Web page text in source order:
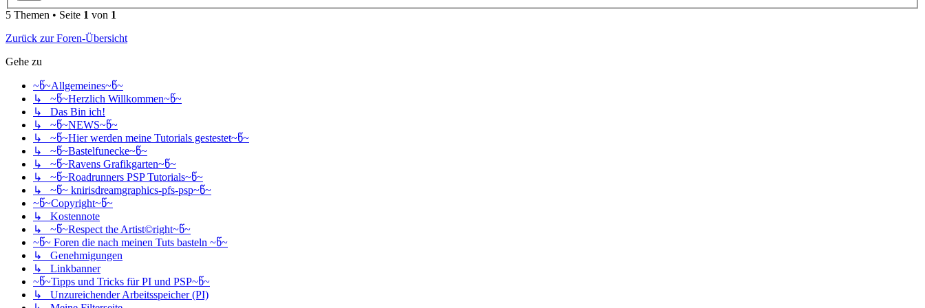
5 Themen • Seite 1 von 1
Zurück zur Foren-Übersicht
Gehe zu
~წ~Allgemeines~წ~
↳ ~წ~Herzlich Willkommen~წ~
↳ Das Bin ich!
↳ ~წ~NEWS~წ~
↳ ~წ~Hier werden meine Tutorials gestestet~წ~
↳ ~წ~Bastelfunecke~წ~
↳ ~წ~Ravens Grafikgarten~წ~
↳ ~წ~Roadrunners PSP Tutorials~წ~
↳ ~წ~ knirisdreamgraphics-pfs-psp~წ~
~წ~Copyright~წ~
↳ Kostennote
↳ ~წ~Respect the Artist©right~წ~
~წ~ Foren die nach meinen Tuts basteln ~წ~
↳ Genehmigungen
↳ Linkbanner
~წ~Tipps und Tricks für PI und PSP~წ~
↳ Unzureichender Arbeitsspeicher (PI)